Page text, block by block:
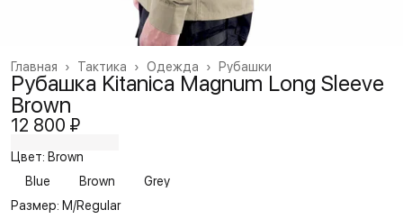
Рубашки
Одежда ›
Тактика ›
Главная ›
Рубашка Kitanica Magnum Long Sleeve
Brown
12 800 ₽
Цвет: Brown
Blue
Brown
Grey
Размер: M/Regular